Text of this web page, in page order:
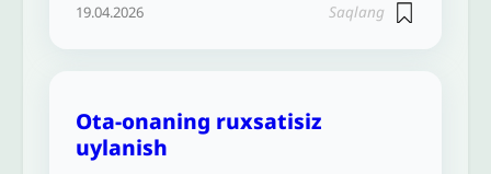
19.04.2026 Saqlang
Ota-onaning ruxsatisiz
uylanish